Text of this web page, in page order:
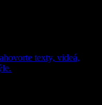
texty, videá,